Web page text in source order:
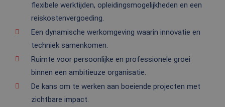
flexibele werktijden, opleidingsmogelijkheden en een
reiskostenvergoeding.
Een dynamische werkomgeving waarin innovatie en
techniek samenkomen.
Ruimte voor persoonlijke en professionele groei
binnen een ambitieuze organisatie.
De kans om te werken aan boeiende projecten met
zichtbare impact.